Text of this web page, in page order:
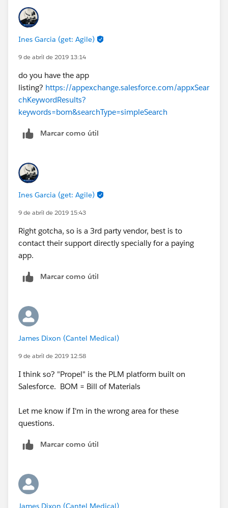
Ines Garcia (get: Agile)
9 de abril de 2019 13:14
do you have the app
listing? https://appexchange.salesforce.com/appxSear
chKeywordResults?
keywords=bom&searchType=simpleSearch
Marcar como útil
Ines Garcia (get: Agile)
9 de abril de 2019 15:43
Right gotcha, so is a 3rd party vendor, best is to
contact their support directly specially for a paying
app.
Marcar como útil
James Dixon (Cantel Medical)
9 de abril de 2019 12:58
I think so? "Propel" is the PLM platform built on
Salesforce. BOM = Bill of Materials
Let me know if I'm in the wrong area for these
questions.
Marcar como útil
James Dixon (Cantel Medical)